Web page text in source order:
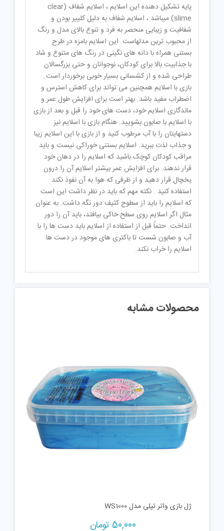
پایه تشکیل دهنده این اسلایم ، اسلایم شفاف (clear
slime) میباشد ، اسلایم شفاف به دلیل کلییر بودن و
شفافیت و زیبایی منحصر به فرد و تنوع بالای مدل و رنگ
از محبوب ترین مدلهاست. این اسلایم بامزه در طرح
بستنی همراه با دانه های نگینی در رنگ های متنوع و شاد
با جذابیت بالا برای کودکان، نوجوانان و حتی بزرگسالان
طراحی شده و از کشسانی بسیار خوبی برخوردار است.
بازی با اسلایم همچنین می تواند برای کاهش استرس و
اضطراب مفید باشد. بهتر است برای افزایش طول عمر و
ماندگاری اسلایم خود، دست های خود را قبل و بعد از بازی
با اسلایم با صابون بشویید. هنگام بازی با اسلایم نیز
دستهایتان را با آب مرطوب کنید و از بازی با این اسلایم زیبا
و جذاب لذت ببرید. اسلایم بستنی خوراکی نیست و باید
مراقب کودکان کوچک باشید که اسلایم را در دهان خود
قرار ندهند. برای افزایش عمر بیشتر اسلایم آن را درون
یخچال قرار دهید و از ظرفی که هوا به آن نفوذ نکند
استفاده کنید . نکته مهم که باید در نظر داشت این است
که اسلایم را باید از سطوح کثیف دور نگه داشت. به عنوان
مثال اگر اسلایم روی سطح خاکی بیافتد، باید آن را دور
انداخت. حتماً قبل از استفاده از اسلایم باید دست ها را با
آب و صابون شست تا باکتری های موجود در دست ها
اسلایم را خراب نکند.
محصولات مشابه
ژل بازی واتر تپلی مدل WS1000
50,000 تومان